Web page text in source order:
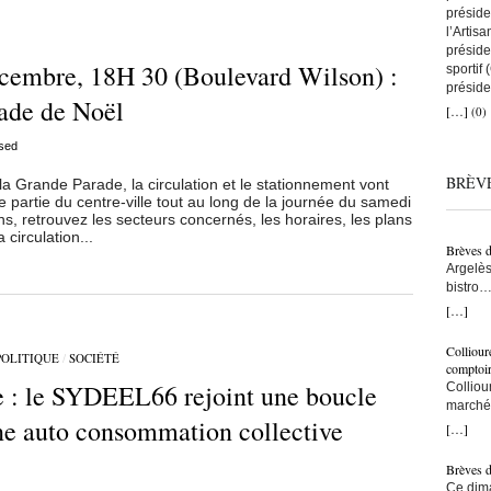
18H 30 (Boulevard Wilson) :
de Noël
Grande Parade, la circulation et le stationnement vont
partie du centre-ville tout au long de la journée du samedi
retrouvez les secteurs concernés, les horaires, les plans
/ SOCIÉTÉ
le SYDEEL66 rejoint une boucle
auto consommation collective
sportif
a
une
monte
bras
l’on
ce
[…] (0)
Brèves
bistro…
– Ici,
bras…
crois
[…]
de-
bon !
[…]
Brèves
Ce